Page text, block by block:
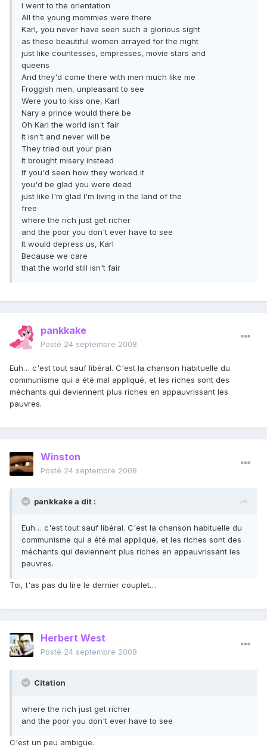
I went to the orientation
All the young mommies were there
Karl, you never have seen such a glorious sight
as these beautiful women arrayed for the night
just like countesses, empresses, movie stars and
queens
And they'd come there with men much like me
Froggish men, unpleasant to see
Were you to kiss one, Karl
Nary a prince would there be
Oh Karl the world isn't fair
It isn't and never will be
They tried out your plan
It brought misery instead
If you'd seen how they worked it
you'd be glad you were dead
just like I'm glad I'm living in the land of the
free
where the rich just get richer
and the poor you don't ever have to see
It would depress us, Karl
Because we care
that the world still isn't fair
pankkake
Posté 24 septembre 2008
Euh… c'est tout sauf libéral. C'est la chanson habituelle du
communisme qui a été mal appliqué, et les riches sont des
méchants qui deviennent plus riches en appauvrissant les
pauvres.
Winston
Posté 24 septembre 2008
pankkake a dit :
Euh… c'est tout sauf libéral. C'est la chanson habituelle du
communisme qui a été mal appliqué, et les riches sont des
méchants qui deviennent plus riches en appauvrissant les
pauvres.
Toi, t'as pas du lire le dernier couplet…
Herbert West
Posté 24 septembre 2008
Citation
where the rich just get richer
and the poor you don't ever have to see
C'est un peu ambigüe.